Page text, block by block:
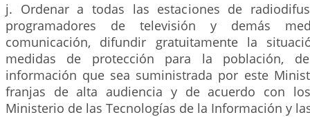
j. Ordenar a todas las estaciones de
programadores de televisión y demás
comunicación, difundir gratuitamente la
medidas de protección para la población,
información que sea suministrada por este
franjas de alta audiencia y de acuerdo con
Ministerio de las Tecnologías de la Información y